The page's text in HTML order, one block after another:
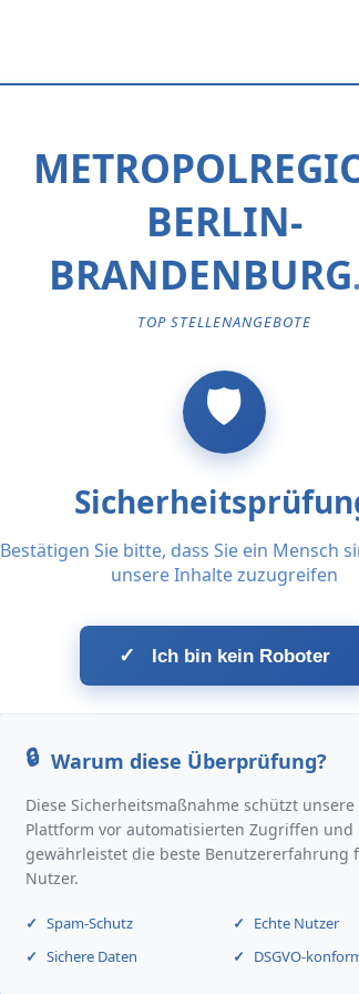
BERLIN-
BRANDENBURG
TOP STELLENANGEBOTE
Bestätigen Sie bitte, dass Sie ein Mensch
unsere Inhalte zuzugreifen
✓ Ich bin kein Roboter
Warum diese Überprüfung?
Diese Sicherheitsmaßnahme schützt unsere
Plattform vor automatisierten Zugriffen und
gewährleistet die beste Benutzererfahrung
Nutzer.
Spam-Schutz
Echte Nutzer
Sichere Daten
DSGVO-